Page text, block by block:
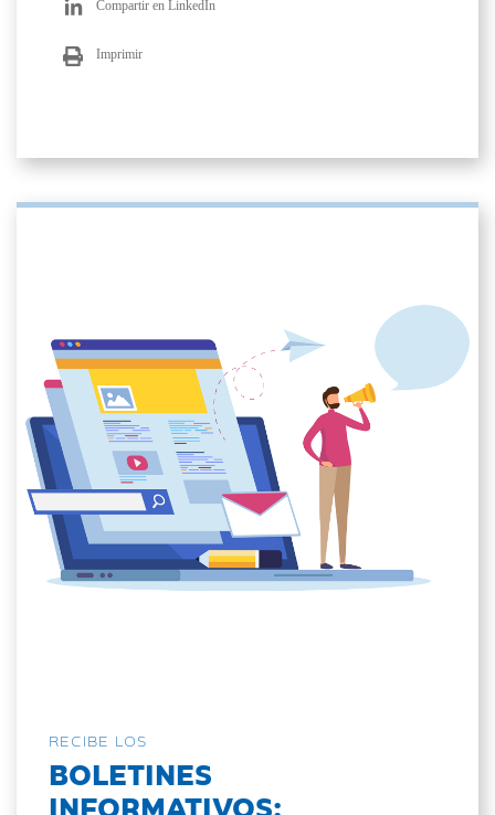
Compartir en LinkedIn
Imprimir
RECIBE LOS
BOLETINES
INFORMATIVOS: